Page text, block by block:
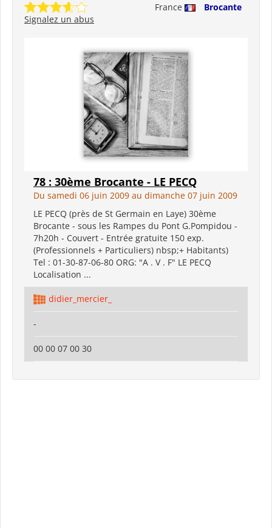
France
Brocante
Signalez un abus
78 : 30ème Brocante - LE PECQ
Du samedi 06 juin 2009 au dimanche 07 juin 2009
LE PECQ (près de St Germain en Laye) 30ème
Brocante - sous les Rampes du Pont G.Pompidou -
7h20h - Couvert - Entrée gratuite 150 exp.
(Professionnels + Particuliers) nbsp;+ Habitants)
Tel : 01-30-87-06-80 ORG: "A . V . F" LE PECQ
Localisation ...
didier_mercier_
-
00 00 07 00 30